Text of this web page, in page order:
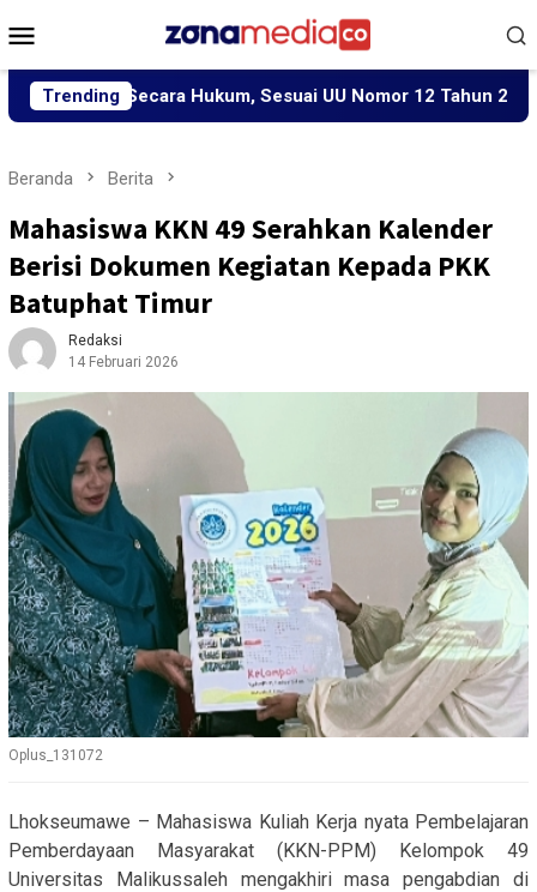
ke
Mobile
Trending
Secara Hukum, Sesuai UU Nomor 12 Tahun 2022 Tentang
Beranda Berita
Mahasiswa KKN 49 Serahkan Kalender
Berisi Dokumen Kegiatan Kepada PKK
Batuphat Timur
Redaksi
14 Februari 2026
Oplus_131072
Lhokseumawe – Mahasiswa Kuliah Kerja nyata Pembelajaran
Pemberdayaan Masyarakat (KKN-PPM) Kelompok 49
Universitas Malikussaleh mengakhiri masa pengabdian di